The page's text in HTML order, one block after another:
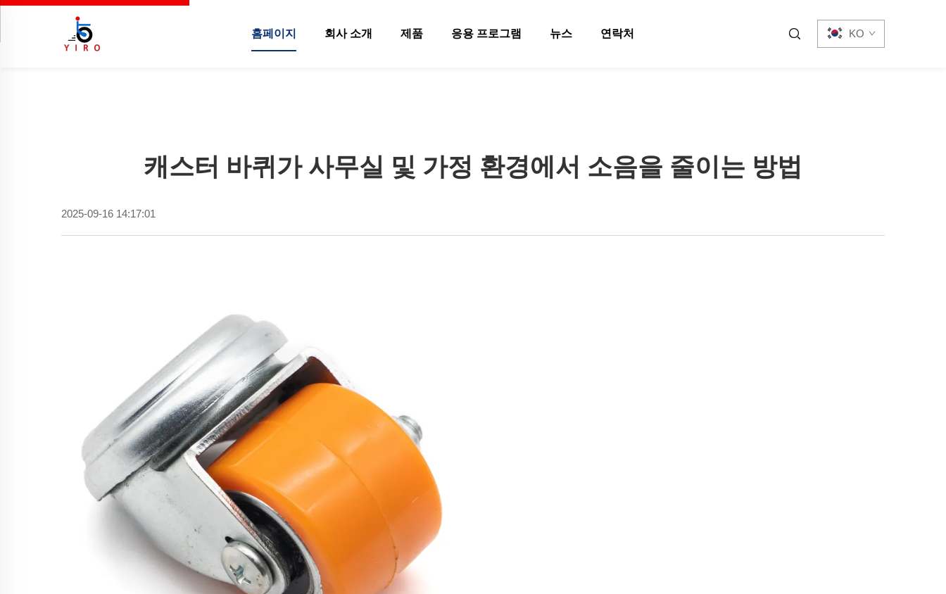
홈페이지 회사 소개 제품 응용 프로그램 뉴스 연락처 KO
캐스터 바퀴가 사무실 및 가정 환경에서 소음을 줄이는 방법
2025-09-16 14:17:01